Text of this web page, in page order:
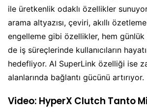
ile üretkenlik odaklı özellikler
arama altyazısı, çeviri, akıllı
engelleme gibi özellikler, hem günlük
de iş süreçlerinde kullanıcıların
hedefliyor. AI SuperLink özelliği ise
alanlarında bağlantı gücünü artırıyor.
Video: HyperX Clutch Tanto